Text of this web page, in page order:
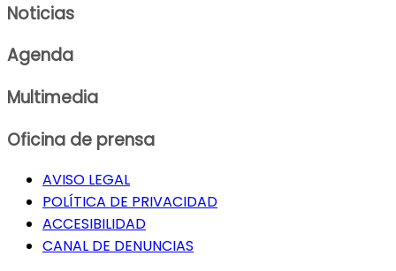
Noticias
Agenda
Multimedia
Oficina de prensa
AVISO LEGAL
POLÍTICA DE PRIVACIDAD
ACCESIBILIDAD
CANAL DE DENUNCIAS